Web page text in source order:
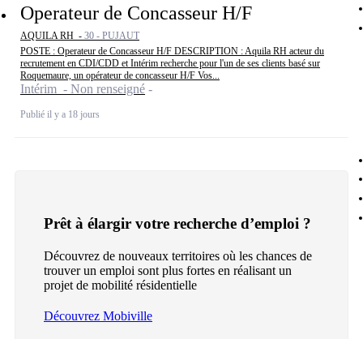
Operateur de Concasseur H/F
AQUILA RH - 30 - PUJAUT
POSTE : Operateur de Concasseur H/F DESCRIPTION : Aquila RH acteur du
recrutement en CDI/CDD et Intérim recherche pour l'un de ses clients basé sur
Roquemaure, un opérateur de concasseur H/F Vos...
Intérim - Non renseigné
Publié il y a 18 jours
Prêt à élargir votre recherche d’emploi ?
Découvrez de nouveaux territoires où les chances de
trouver un emploi sont plus fortes en réalisant un
projet de mobilité résidentielle
Découvrez Mobiville